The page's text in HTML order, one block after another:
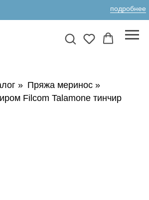
подробнее
» Пряжа меринос »
Filcom Talamone тинчир